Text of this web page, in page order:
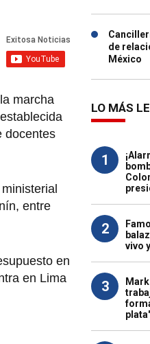
marcha
docentes
entre
en
en Lima
de
México
LO MÁS
1
2
vivo
3